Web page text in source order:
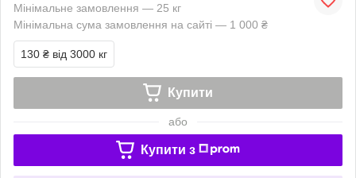
Мінімальне замовлення — 25 кг
Мінімальна сума замовлення на сайті — 1 000 ₴
130 ₴ від 3000 кг
Купити
або
Купити з